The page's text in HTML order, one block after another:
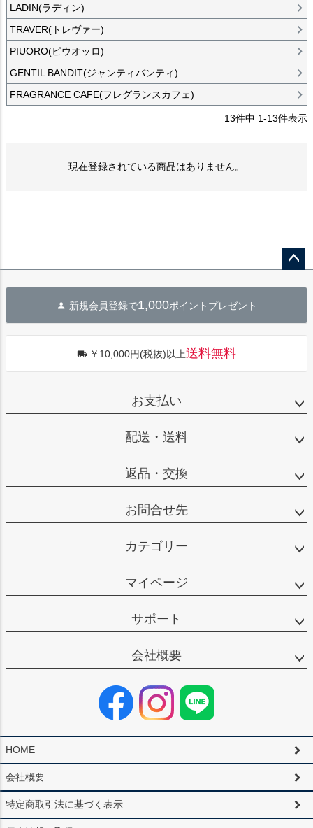
LADIN(ラディン)
TRAVER(トレヴァー)
PIUORO(ピウオッロ)
GENTIL BANDIT(ジャンティバンティ)
FRAGRANCE CAFE(フレグランスカフェ)
13件中 1-13件表示
現在登録されている商品はありません。
へ
新規会員登録で1,000ポイントプレゼント
￥10,000円(税抜)以上送料無料
お支払い
配送・送料
返品・交換
お問合せ先
カテゴリー
マイページ
サポート
会社概要
HOME
会社概要
特定商取引法に基づく表示